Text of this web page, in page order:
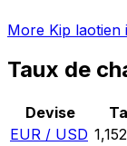
More Kip laotien
Taux de
Devise
EUR / USD